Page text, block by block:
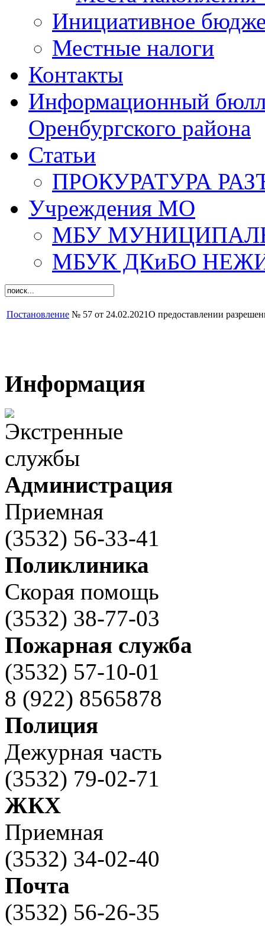
Инициативное
Местные налоги
Контакты
Информационный
Оренбургского района
Статьи
ПРОКУРАТУРА
Учреждения МО
МБУ
МБУК ДКиБО
Постановление № 57 от 24.02.2021О предоставлении
Информация
Администрация
Приемная
(3532) 56-33-41
Поликлиника
Скорая помощь
(3532) 38-77-03
Пожарная служба
(3532) 57-10-01
8 (922) 8565878
Полиция
Дежурная часть
(3532) 79-02-71
ЖКХ
Приемная
(3532) 34-02-40
Почта
(3532) 56-26-35